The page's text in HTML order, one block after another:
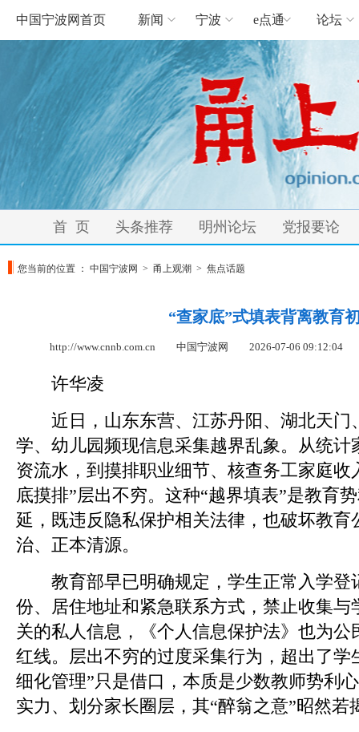
中国宁波网首页 新闻 宁波 e点通 论坛
首 页 头条推荐 明州论坛 党报要论
您当前的位置 ： 中国宁波网 > 甬上观潮 > 焦点话题
“查家底”式填表背离教育
http://www.cnnb.com.cn 中国宁波网2026-07-06 09:12:04
许华凌
近日，山东东营、江苏丹阳、湖北天门
学、幼儿园频现信息采集越界乱象。从统计
资流水，到摸排职业细节、核查务工家庭收
底摸排”层出不穷。这种“越界填表”是教育
延，既违反隐私保护相关法律，也破坏教育
治、正本清源。
教育部早已明确规定，学生正常入学登
份、居住地址和紧急联系方式，禁止收集与
关的私人信息，《个人信息保护法》也为公
红线。层出不穷的过度采集行为，超出了学
细化管理”只是借口，本质是少数教师势利
实力、划分家长圈层，其“醉翁之意”昭然若